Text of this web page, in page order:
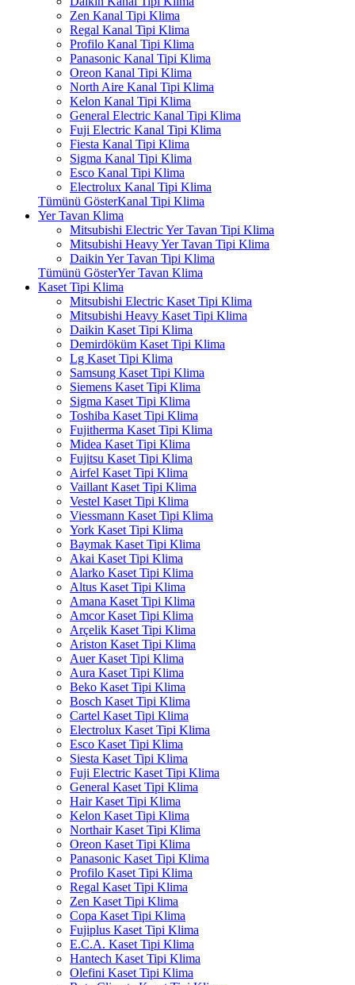
Zen Kanal Tipi Klima
Regal Kanal Tipi Klima
Profilo Kanal Tipi Klima
Panasonic Kanal Tipi Klima
Oreon Kanal Tipi Klima
North Aire Kanal Tipi Klima
Kelon Kanal Tipi Klima
General Electric Kanal Tipi Klima
Fuji Electric Kanal Tipi Klima
Fiesta Kanal Tipi Klima
Sigma Kanal Tipi Klima
Esco Kanal Tipi Klima
Electrolux Kanal Tipi Klima
Tümünü GösterKanal Tipi Klima
Yer Tavan Klima
Mitsubishi Electric Yer Tavan Tipi Klima
Mitsubishi Heavy Yer Tavan Tipi Klima
Daikin Yer Tavan Tipi Klima
Tümünü GösterYer Tavan Klima
Kaset Tipi Klima
Mitsubishi Electric Kaset Tipi Klima
Mitsubishi Heavy Kaset Tipi Klima
Daikin Kaset Tipi Klima
Demirdöküm Kaset Tipi Klima
Lg Kaset Tipi Klima
Samsung Kaset Tipi Klima
Siemens Kaset Tipi Klima
Sigma Kaset Tipi Klima
Toshiba Kaset Tipi Klima
Fujitherma Kaset Tipi Klima
Midea Kaset Tipi Klima
Fujitsu Kaset Tipi Klima
Airfel Kaset Tipi Klima
Vaillant Kaset Tipi Klima
Vestel Kaset Tipi Klima
Viessmann Kaset Tipi Klima
York Kaset Tipi Klima
Baymak Kaset Tipi Klima
Akai Kaset Tipi Klima
Alarko Kaset Tipi Klima
Altus Kaset Tipi Klima
Amana Kaset Tipi Klima
Amcor Kaset Tipi Klima
Arçelik Kaset Tipi Klima
Ariston Kaset Tipi Klima
Auer Kaset Tipi Klima
Aura Kaset Tipi Klima
Beko Kaset Tipi Klima
Bosch Kaset Tipi Klima
Cartel Kaset Tipi Klima
Electrolux Kaset Tipi Klima
Esco Kaset Tipi Klima
Siesta Kaset Tipi Klima
Fuji Electric Kaset Tipi Klima
General Kaset Tipi Klima
Hair Kaset Tipi Klima
Kelon Kaset Tipi Klima
Northair Kaset Tipi Klima
Oreon Kaset Tipi Klima
Panasonic Kaset Tipi Klima
Profilo Kaset Tipi Klima
Regal Kaset Tipi Klima
Zen Kaset Tipi Klima
Copa Kaset Tipi Klima
Fujiplus Kaset Tipi Klima
E.C.A. Kaset Tipi Klima
Hantech Kaset Tipi Klima
Olefini Kaset Tipi Klima